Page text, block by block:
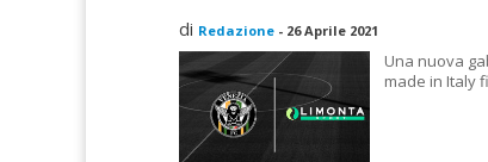
di Redazione - 26 Aprile 2021
Una nuova
made in Italy